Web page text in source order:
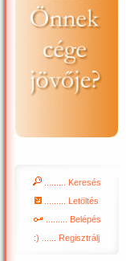
......... Keresés
......... Letöltés
......... Belépés
:) ...... Regisztrálj